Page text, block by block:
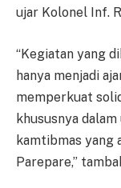
ujar Kolonel Inf.
“Kegiatan yang
hanya menjadi
memperkuat
khususnya
kamtibmas yang
Parepare,”